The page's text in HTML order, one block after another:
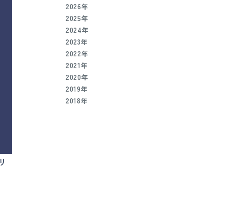
2026年
2025年
2024年
2023年
2022年
2021年
2020年
2019年
2018年